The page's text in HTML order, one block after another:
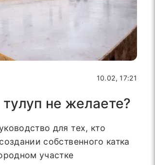
10.02, 17:21
не желаете?
для тех, кто
собственного катка
участке